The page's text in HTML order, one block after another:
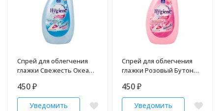
Спрей для облегчения
глажки Свежесть Океана
450₽
Уведомить
Спрей для облегчения
глажки Розовый Бутон
450₽
Уведомить